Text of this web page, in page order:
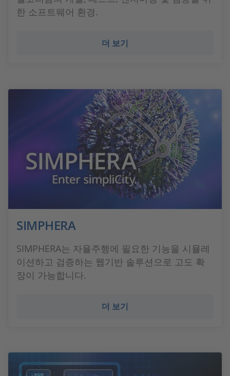
한 소프트웨어 환경.
더 보기
SIMPHERA
SIMPHERA는 자율주행에 필요한 기능을 시뮬레
이션하고 검증하는 웹기반 솔루션으로 고도 확
장이 가능합니다.
더 보기